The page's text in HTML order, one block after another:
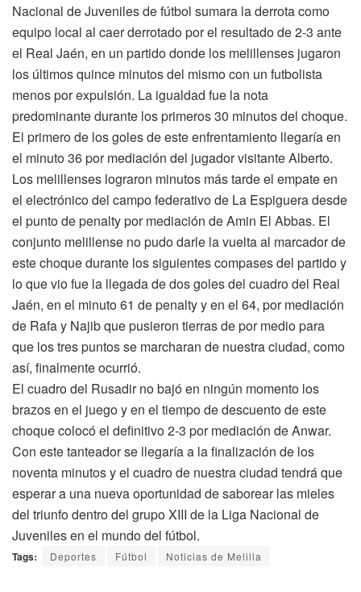
Nacional de Juveniles de fútbol sumara la derrota como
equipo local al caer derrotado por el resultado de 2-3 ante
el Real Jaén, en un partido donde los melillenses jugaron
los últimos quince minutos del mismo con un futbolista
menos por expulsión. La igualdad fue la nota
predominante durante los primeros 30 minutos del choque.
El primero de los goles de este enfrentamiento llegaría en
el minuto 36 por mediación del jugador visitante Alberto.
Los melillenses lograron minutos más tarde el empate en
el electrónico del campo federativo de La Espiguera desde
el punto de penalty por mediación de Amin El Abbas. El
conjunto melillense no pudo darle la vuelta al marcador de
este choque durante los siguientes compases del partido y
lo que vio fue la llegada de dos goles del cuadro del Real
Jaén, en el minuto 61 de penalty y en el 64, por mediación
de Rafa y Najib que pusieron tierras de por medio para
que los tres puntos se marcharan de nuestra ciudad, como
así, finalmente ocurrió.
El cuadro del Rusadir no bajó en ningún momento los
brazos en el juego y en el tiempo de descuento de este
choque colocó el definitivo 2-3 por mediación de Anwar.
Con este tanteador se llegaría a la finalización de los
noventa minutos y el cuadro de nuestra ciudad tendrá que
esperar a una nueva oportunidad de saborear las mieles
del triunfo dentro del grupo XIII de la Liga Nacional de
Juveniles en el mundo del fútbol.
Tags: Deportes Fútbol Noticias de Melilla